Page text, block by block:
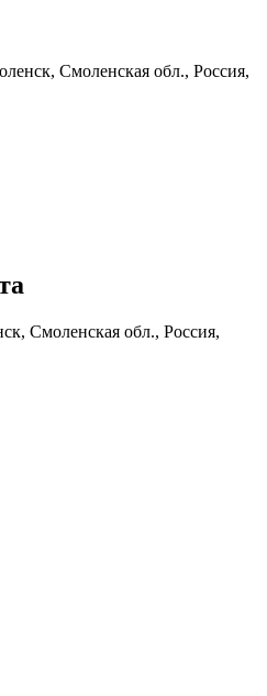
Смоленская обл., Россия,
Смоленская обл., Россия,